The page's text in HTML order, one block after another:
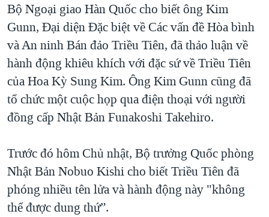
Bộ Ngoại giao Hàn Quốc cho biết ông Kim
Gunn, Đại diện Đặc biệt về Các vấn đề Hòa bình
và An ninh Bán đảo Triều Tiên, đã thảo luận về
hành động khiêu khích với đặc sứ về Triều Tiên
của Hoa Kỳ Sung Kim. Ông Kim Gunn cũng đã
tổ chức một cuộc họp qua điện thoại với người
đồng cấp Nhật Bản Funakoshi Takehiro.
Trước đó hôm Chủ nhật, Bộ trưởng Quốc phòng
Nhật Bản Nobuo Kishi cho biết Triều Tiên đã
phóng nhiều tên lửa và hành động này "không
thể được dung thứ”.